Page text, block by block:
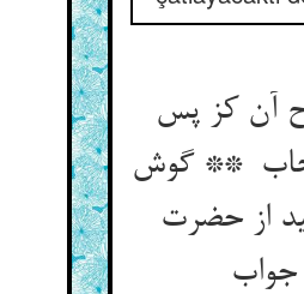
آن کز پس
** گوش
از حضرت
جواب